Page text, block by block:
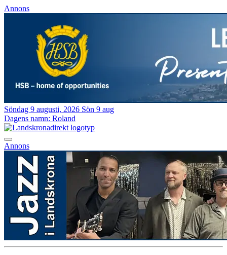
Annons
Söndag 9 augusti, 2026 Sön 9 aug
Dagens namn: Roland
Annons